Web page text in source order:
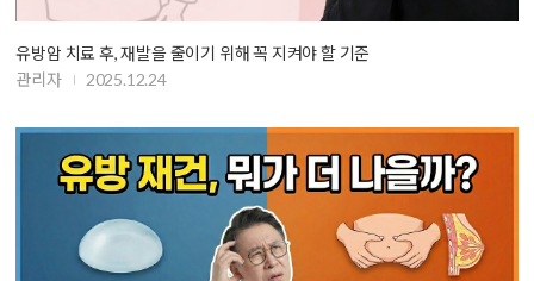
유방암 치료 후, 재발을 줄이기 위해 꼭 지켜야 할 기준
관리자
2025.12.24